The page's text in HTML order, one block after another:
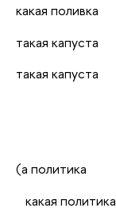
какая поливка
такая капуста
такая капуста
(а политика
какая политика